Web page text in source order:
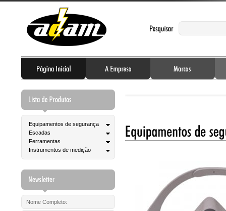
Equipamentos de segurança
Escadas
Ferramentas
Instrumentos de medição